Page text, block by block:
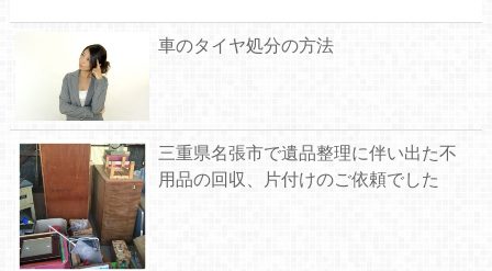
車のタイヤ処分の方法
三重県名張市で遺品整理に伴い出た不
用品の回収、片付けのご依頼でした